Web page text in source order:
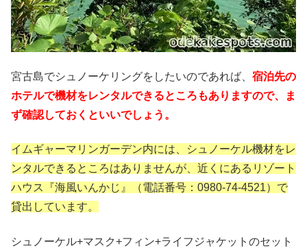
宮古島でシュノーケリングをしたいのであれば、 宿泊先の
ホテルで機材をレンタルできるところもありますので、ま
ず確認しておくといいでしょう。
イムギャーマリンガーデン内には、シュノーケル機材をレ
ンタルできるところはありませんが、近くにあるリゾート
ハウス『海風いんかじ』（電話番号：0980-74-4521）で
貸出しています。
シュノーケル+マスク+フィン+ライフジャケットのセット